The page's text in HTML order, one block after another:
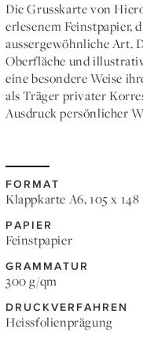
Die Grusskarte von
erlesenem Feinstpapier,
aussergewöhnliche Art.
Oberfläche und
eine besondere Weise
als Träger privater
Ausdruck persönlicher
FORMAT
Klappkarte A6, 105 x
PAPIER
Feinstpapier
GRAMMATUR
300 g/qm
DRUCKVERFAHREN
Heissfolienprägung